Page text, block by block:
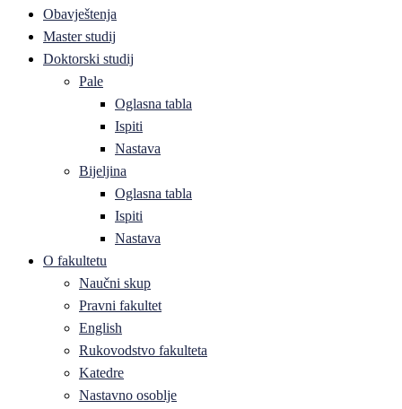
Obavještenja
Master studij
Doktorski studij
Pale
Oglasna tabla
Ispiti
Nastava
Bijeljina
Oglasna tabla
Ispiti
Nastava
O fakultetu
Naučni skup
Pravni fakultet
English
Rukovodstvo fakulteta
Katedre
Nastavno osoblje